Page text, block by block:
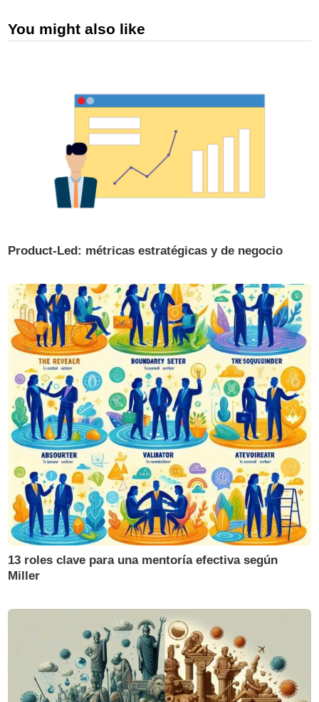
You might also like
Product-Led: métricas estratégicas y de negocio
13 roles clave para una mentoría efectiva según
Miller